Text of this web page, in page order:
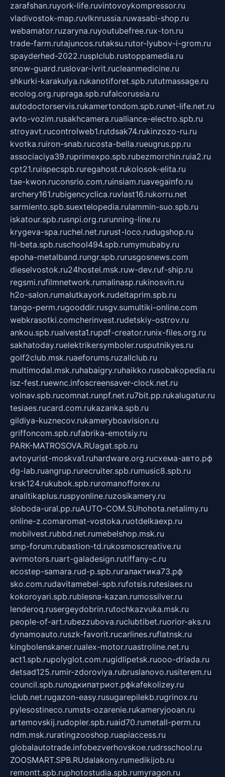
zarafshan.ruyork-life.ruvintovoykompressor.ru
vladivostok-map.ruvlknrussia.ruwasabi-shop.ru
webamator.ruzaryna.ruyoutubefree.rux-ton.ru
trade-farm.rutajuncos.rutaksu.rutor-lyubov-i-grom.ru
spayderhed-2022.rusplclub.rustoppamedia.ru
snow-guard.ruslovar-ivrit.rucleanmedicine.ru
shkurki-karakulya.rukanotiforet.spb.rututmassage.ru
ecolog.org.rupraga.spb.rufalcorussia.ru
autodoctorservis.rukamertondom.spb.runet-life.net.ru
avto-vozim.rusakhcamera.rualliance-electro.spb.ru
stroyavt.rucontrolweb1.rutdsak74.rukinzozo-ru.ru
kvotka.ruiron-snab.rucosta-bella.rueugrus.pp.ru
associaciya39.ruprimexpo.spb.rubezmorchin.ruia2.ru
cpt21.ruispecspb.ruregahost.rukolosok-elita.ru
tae-kwon.ruconsrio.com.ruinsiam.ruavegainfo.ru
archery161.rubigencyclica.ruvlast16.rukorru.net
sarmiento.spb.suextelopedia.rulammin-suo.spb.ru
iskatour.spb.rusnpi.org.rurunning-line.ru
krygeva-spa.ruchel.net.rurust-loco.rudugshop.ru
hl-beta.spb.ruschool494.spb.rumymubaby.ru
epoha-metalband.rungr.spb.rurusgosnews.com
dieselvostok.ru24hostel.msk.ruw-dev.ruf-ship.ru
regsmi.rufilmnetwork.rumalinasp.rukinosvin.ru
h2o-salon.rumalutkayork.rudeltaprim.spb.ru
tango-perm.rugooddir.rusgv.sumultiki-online.com
webkrasotki.comcherinvest.rudetskiy-ostrov.ru
ankou.spb.rualvesta1.rupdf-creator.runix-files.org.ru
sakhatoday.ruelektrikersymboler.rusputnikyes.ru
golf2club.msk.ruaeforums.ruzallclub.ru
multimodal.msk.ruhabaigry.ruhaikko.rusobakopedia.ru
isz-fest.ruewnc.infoscreensaver-clock.net.ru
volnav.spb.rucomnat.runpf.net.ru7bit.pp.rukalugatur.ru
tesiaes.rucard.com.rukazanka.spb.ru
gildiya-kuznecov.rukameryboavision.ru
griffoncom.spb.rufabrika-emotsiy.ru
PARK-MATROSOVA.RUagat.spb.ru
avtoyurist-moskva1.ruhardware.org.ruсхема-авто.рф
dg-lab.ruangrup.rurecruiter.spb.rumusic8.spb.ru
krsk124.rukubok.spb.ruromanofforex.ru
analitikaplus.ruspyonline.ruzosikamery.ru
sloboda-ural.pp.ruAUTO-COM.SUhohota.netalimy.ru
online-z.comaromat-vostoka.ruotdelkaexp.ru
mobilvest.rubbd.net.rumebelshop.msk.ru
smp-forum.rubastion-td.rukosmoscreative.ru
avrmotors.ruart-galadesign.rutiffany-c.ru
ecostep-samara.rud-p.spb.ruгалактика73.рф
sko.com.rudavitamebel-spb.rufotsis.rutesiaes.ru
kokoroyari.spb.rublesna-kazan.rumossilver.ru
lenderoq.rusergeydobrin.rutochkazvuka.msk.ru
people-of-art.rubezzubova.ruclubtibet.ruorior-aks.ru
dynamoauto.ruszk-favorit.rucarlines.ruflatnsk.ru
kingbolenskaner.rualex-motor.ruastroline.net.ru
act1.spb.rupolyglot.com.rugidlipetsk.ruooo-driada.ru
detsad125.rumir-zdoroviya.rubruslanovo.rusiterem.ru
council.spb.ruлодкипатриот.рфkafekolizey.ru
iclub.net.rugazon-easy.rusugarepilekb.rugrinox.ru
pylesostineco.rumsts-ozarenie.rukameryjooan.ru
artemovskij.rudopler.spb.ruaid70.rumetall-perm.ru
ndm.msk.ruratingzooshop.ruapiaccess.ru
globalautotrade.infobezverhovskoe.rudrsschool.ru
ZOOSMART.SPB.RUdalakony.rumedikijob.ru
remontt.spb.ruphotostudia.spb.rumyragon.ru